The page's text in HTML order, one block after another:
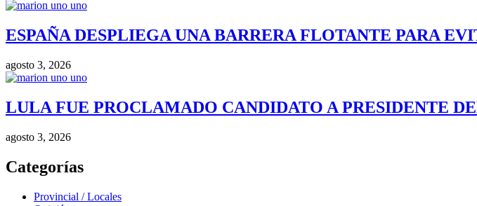
ESPAÑA DESPLIEGA UNA BARRERA FLOTANTE PARA
agosto 3, 2026
LULA FUE PROCLAMADO CANDIDATO A PRESIDENTE
agosto 3, 2026
Categorías
Provincial / Locales